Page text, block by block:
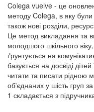
Colega vuelve - це
методу Colega, в яку були
також нові розділи,
Це метод викладання та
молодшого шкільного
ґрунтується на
базується на досвіді
читати та писати рідною
об'єднаних у шість груп
1 складається з